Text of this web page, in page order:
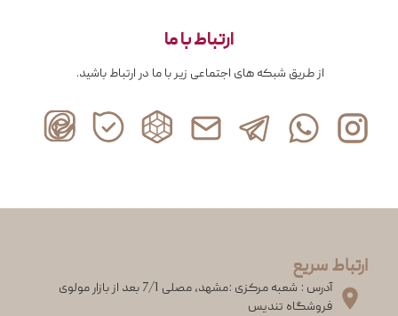
ارتباط با ما
از طریق شبکه های اجتماعی زیر با ما در ارتباط باشید.
ارتباط سریع
آدرس : شعبه مرکزی :مشهد، مصلی 7/1 بعد از بازار مولوی
فروشگاه تندیس